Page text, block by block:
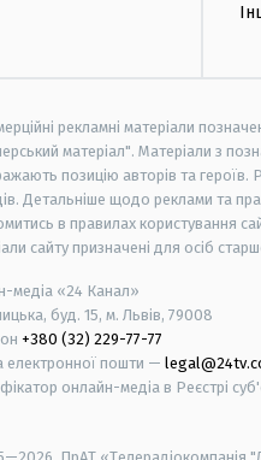
рекламні матеріали
матеріал". Матеріали з
позицію авторів та героїв.
Детальніше щодо реклами та
в правилах користування
сайту призначені для осіб
медіа «24 Канал»
буд. 15, м. Львів, 79008
+380 (32) 229-77-77
електронної пошти —
онлайн-медіа в Реєстрі